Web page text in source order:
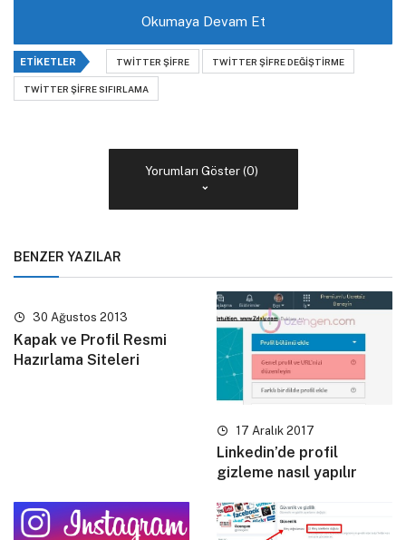
Okumaya Devam Et
ETIKETLER TWITTER ŞIFRE TWITTER ŞIFRE DEĞIŞTIRME
TWITTER ŞIFRE SIFIRLAMA
Yorumları Göster (0)
BENZER YAZILAR
30 Ağustos 2013
Kapak ve Profil Resmi
Hazırlama Siteleri
17 Aralık 2017
Linkedin’de profil
gizleme nasıl yapılır